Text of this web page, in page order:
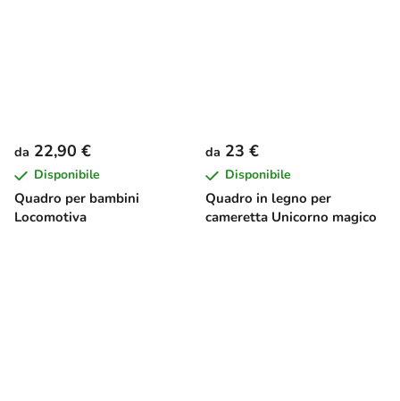
Quadro per bambini
Locomotiva
da 22,90 €
Disponibile
Quadro in legno per
cameretta Unicorno magico
da 23 €
Disponibile